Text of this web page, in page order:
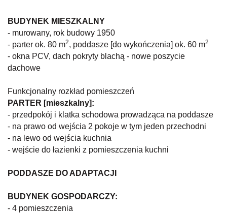
BUDYNEK MIESZKALNY
- murowany, rok budowy 1950
- parter ok. 80 m2, poddasze [do wykończenia] ok. 60 m2
- okna PCV, dach pokryty blachą - nowe poszycie
dachowe
Funkcjonalny rozkład pomieszczeń
PARTER [mieszkalny]:
- przedpokój i klatka schodowa prowadząca na poddasze
- na prawo od wejścia 2 pokoje w tym jeden przechodni
- na lewo od wejścia kuchnia
- wejście do łazienki z pomieszczenia kuchni
PODDASZE DO ADAPTACJI
BUDYNEK GOSPODARCZY:
- 4 pomieszczenia